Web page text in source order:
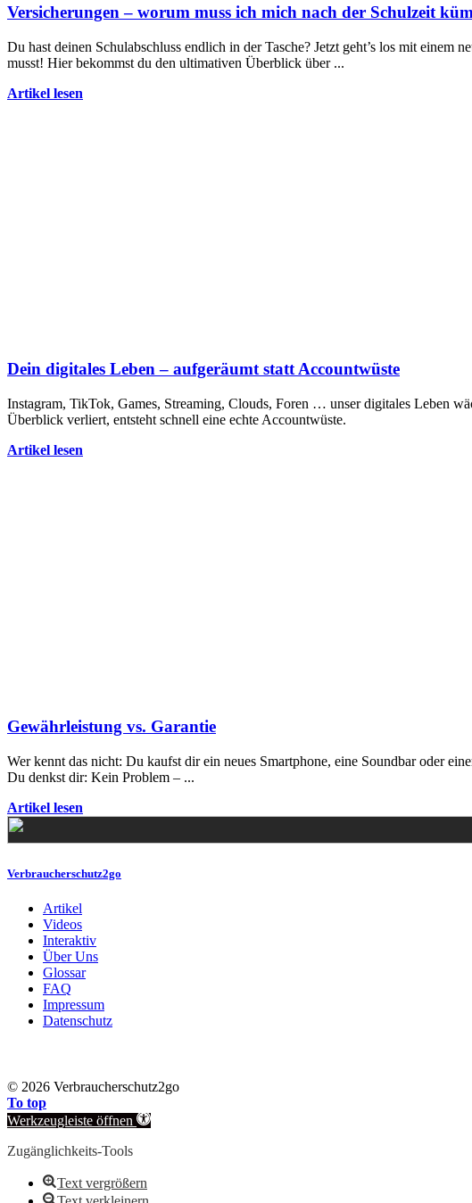
Versicherungen – worum muss ich mich nach der Schulzeit
Du hast deinen Schulabschluss endlich in der Tasche? Jetzt geht’s los mit
musst! Hier bekommst du den ultimativen Überblick über ...
Artikel lesen
Dein digitales Leben – aufgeräumt statt Accountwüste
Instagram, TikTok, Games, Streaming, Clouds, Foren … unser digitales Leben
Überblick verliert, entsteht schnell eine echte Accountwüste.
Artikel lesen
Gewährleistung vs. Garantie
Wer kennt das nicht: Du kaufst dir ein neues Smartphone, eine Soundbar oder
Du denkst dir: Kein Problem – ...
Artikel lesen
Verbraucherschutz2go
Artikel
Videos
Interaktiv
Über Uns
Glossar
FAQ
Impressum
Datenschutz
© 2026 Verbraucherschutz2go
To top
Werkzeugleiste öffnen
Zugänglichkeits-Tools
Text vergrößern